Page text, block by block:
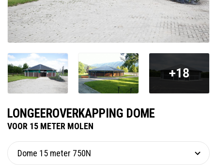
LONGEEROVERKAPPING DOME
VOOR 15 METER MOLEN
+18